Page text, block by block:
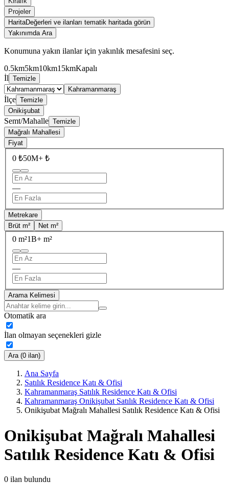
Projeler
HaritaDeğerleri ve ilanları tematik haritada görün
Yakınımda Ara
Konumuna yakın ilanlar için yakınlık mesafesini seç.
0.5km5km10km15kmKapalı
İl Temizle
Kahramanmaraş
İlçe Temizle
Onikişubat
Semt/Mahalle Temizle
Mağralı Mahallesi
Fiyat
0 ₺50M+ ₺
—
Metrekare
Brüt m²
Net m²
0 m²1B+ m²
—
Arama Kelimesi
Otomatik ara
İlan olmayan seçenekleri gizle
Ara (0 ilan)
Ana Sayfa
Satılık Residence Katı & Ofisi
Kahramanmaraş Satılık Residence Katı & Ofisi
Kahramanmaraş Onikişubat Satılık Residence Katı & Ofisi
Onikişubat Mağralı Mahallesi Satılık Residence Katı & Ofisi
Onikişubat Mağralı Mahallesi
Satılık Residence Katı & Ofisi
0 ilan bulundu